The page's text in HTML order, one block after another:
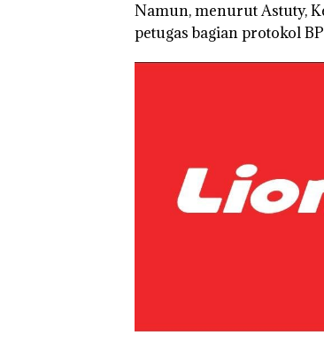
Namun, menurut Astuty,
petugas bagian protokol